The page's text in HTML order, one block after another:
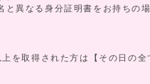
と異なる身分証明書をお持ちの
上を取得された方は【その日の